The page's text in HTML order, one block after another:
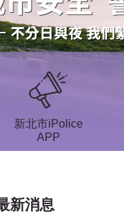
新北市iPolice
APP
新消息